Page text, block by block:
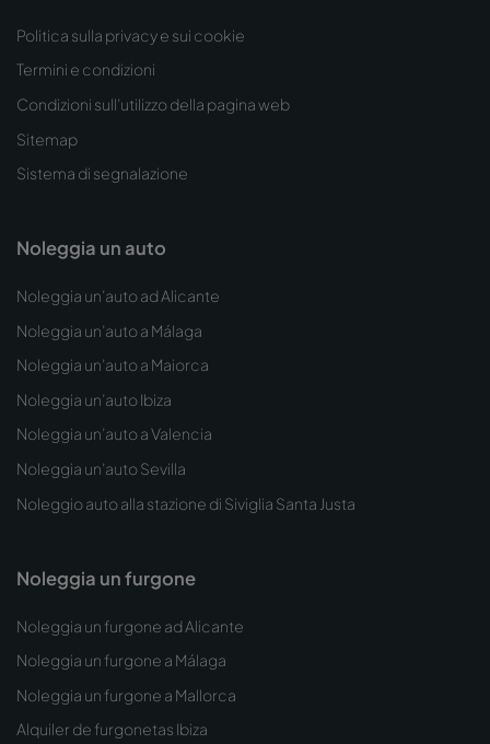
Politica sulla privacy e sui cookie
Termini e condizioni
Condizioni sull’utilizzo della pagina web
Sitemap
Sistema di segnalazione
Noleggia un auto
Noleggia un’auto ad Alicante
Noleggia un’auto a Málaga
Noleggia un’auto a Maiorca
Noleggia un’auto Ibiza
Noleggia un’auto a Valencia
Noleggia un’auto Sevilla
Noleggio auto alla stazione di Siviglia Santa Justa
Noleggia un furgone
Noleggia un furgone ad Alicante
Noleggia un furgone a Málaga
Noleggia un furgone a Mallorca
Alquiler de furgonetas Ibiza